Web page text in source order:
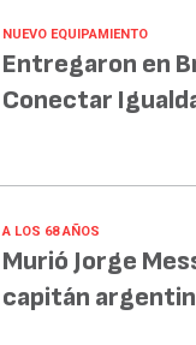
NUEVO EQUIPAMIENTO
Entregaron en
Conectar
A LOS 68 AÑOS
Murió Jorge
capitán